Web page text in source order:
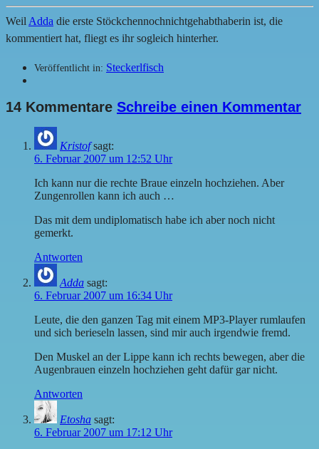
Weil Adda die erste Stöckchennochnichtgehabthaberin ist, die
kommentiert hat, fliegt es ihr sogleich hinterher.
Veröffentlicht in: Steckerlfisch
14 Kommentare Schreibe einen Kommentar
Kristof sagt:
6. Februar 2007 um 12:52 Uhr
Ich kann nur die rechte Braue einzeln hochziehen. Aber
Zungenrollen kann ich auch …
Das mit dem undiplomatisch habe ich aber noch nicht
gemerkt.
Antworten
Adda sagt:
6. Februar 2007 um 16:34 Uhr
Leute, die den ganzen Tag mit einem MP3-Player rumlaufen
und sich berieseln lassen, sind mir auch irgendwie fremd.
Den Muskel an der Lippe kann ich rechts bewegen, aber die
Augenbrauen einzeln hochziehen geht dafür gar nicht.
Antworten
Etosha sagt:
6. Februar 2007 um 17:12 Uhr